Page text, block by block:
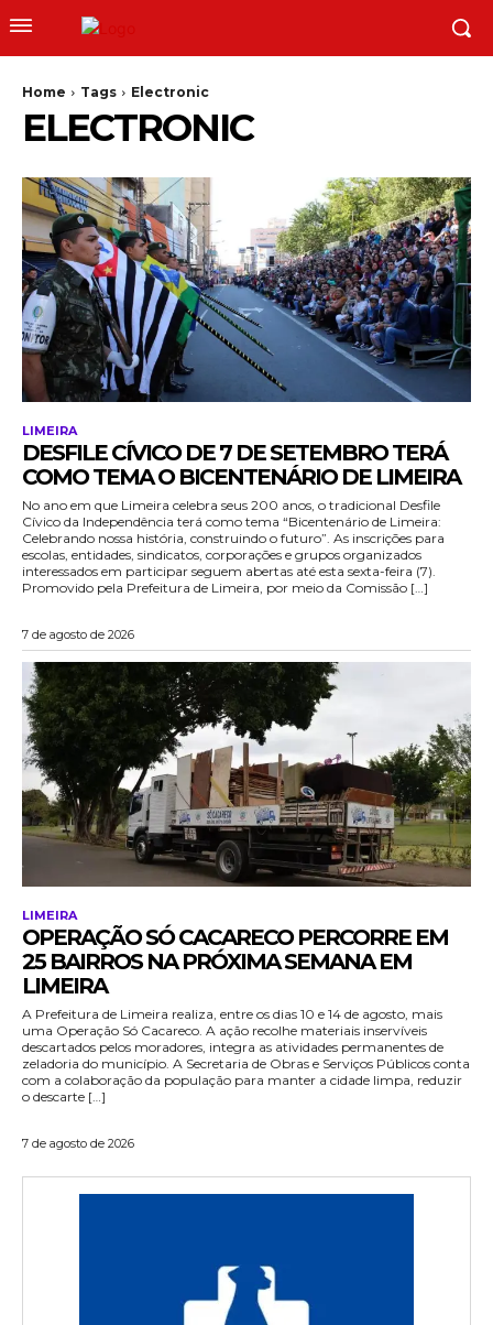
Home Tags Electronic
ELECTRONIC
LIMEIRA
DESFILE CÍVICO DE 7 DE SETEMBRO TERÁ
COMO TEMA O BICENTENÁRIO DE LIMEIRA
No ano em que Limeira celebra seus 200 anos, o tradicional Desfile
Cívico da Independência terá como tema “Bicentenário de Limeira:
Celebrando nossa história, construindo o futuro”. As inscrições para
escolas, entidades, sindicatos, corporações e grupos organizados
interessados em participar seguem abertas até esta sexta-feira (7).
Promovido pela Prefeitura de Limeira, por meio da Comissão […]
7 de agosto de 2026
LIMEIRA
OPERAÇÃO SÓ CACARECO PERCORRE EM
25 BAIRROS NA PRÓXIMA SEMANA EM
LIMEIRA
A Prefeitura de Limeira realiza, entre os dias 10 e 14 de agosto, mais
uma Operação Só Cacareco. A ação recolhe materiais inservíveis
descartados pelos moradores, integra as atividades permanentes de
zeladoria do município. A Secretaria de Obras e Serviços Públicos conta
com a colaboração da população para manter a cidade limpa, reduzir
o descarte […]
7 de agosto de 2026